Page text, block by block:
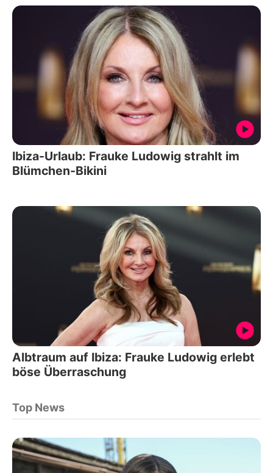
Ibiza-Urlaub: Frauke Ludowig strahlt im
Blümchen-Bikini
Albtraum auf Ibiza: Frauke Ludowig erlebt
böse Überraschung
Top News